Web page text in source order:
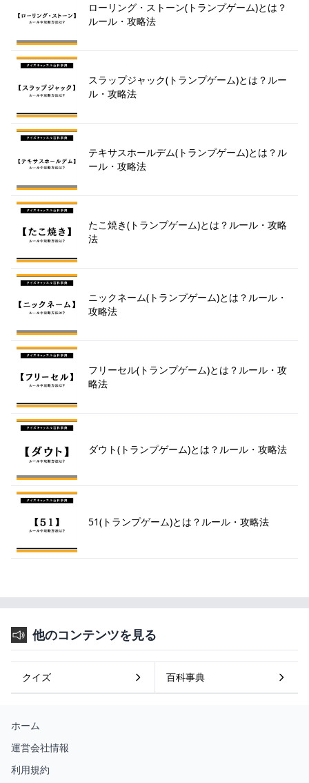
ローリング・ストーン(トランプゲーム)とは？
ルール・攻略法
スラップジャック(トランプゲーム)とは？ルー
ル・攻略法
テキサスホールデム(トランプゲーム)とは？ル
ール・攻略法
たこ焼き(トランプゲーム)とは？ルール・攻略
法
ニックネーム(トランプゲーム)とは？ルール・
攻略法
フリーセル(トランプゲーム)とは？ルール・攻
略法
ダウト(トランプゲーム)とは？ルール・攻略法
51(トランプゲーム)とは？ルール・攻略法
他のコンテンツを見る
クイズ 百科事典
ホーム
運営会社情報
利用規約